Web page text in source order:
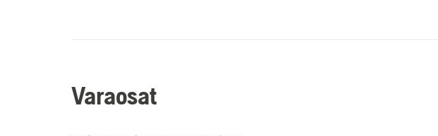
Varaosat